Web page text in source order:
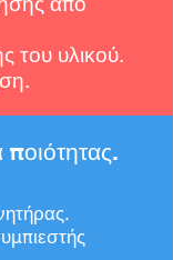
του υλικού.
ποιότητας.